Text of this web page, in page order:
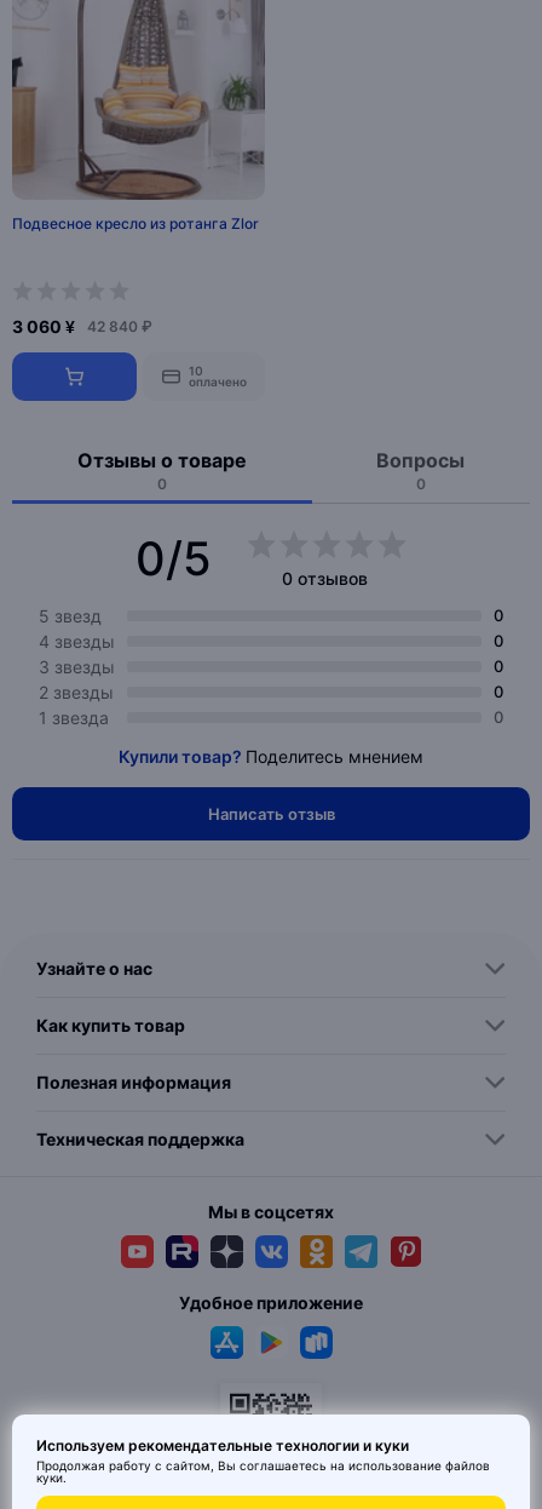
Подвесное кресло из ротанга Zlor
3 060 ¥ 42 840 ₽
10
оплачено
Отзывы о товаре
0
Вопросы
0
0/5
0 отзывов
5 звезд
0
4 звезды 0
3 звезды 0
2 звезды 0
1 звезда 0
Купили товар? Поделитесь мнением
Написать отзыв
Узнайте о нас
Как купить товар
Полезная информация
Техническая поддержка
Мы в соцсетях
Удобное приложение
Используем рекомендательные технологии и куки
Продолжая работу с сайтом, Вы соглашаетесь на использование файлов
куки.